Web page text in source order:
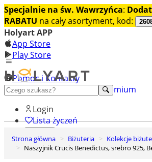
Specjalnie na św. Wawrzyńca:
RABATU na cały asortyment, kod:
Holyart APP
App Store
Play Store
Pomoc i Kontakty
+48 222 922 860
Odkryj premium
Login
Lista życzeń
0
Koszyk
Strona główna Biżuteria Kolekcje
Naszyjnik Crucis Benedictus, srebro 925,